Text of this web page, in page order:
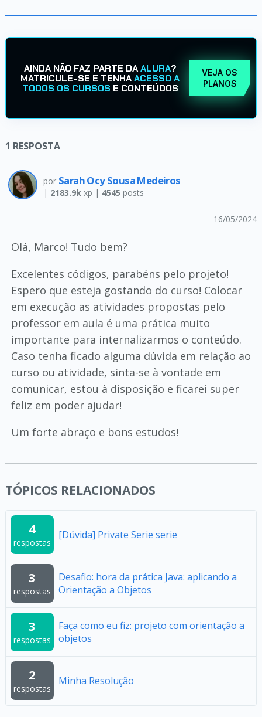
AINDA NÃO FAZ PARTE DAALURA?
MATRICULE-SE E TENHAACESSO A
TODOS OS CURSOS E CONTEÚDOS
VEJA OS
PLANOS
1 RESPOSTA
por Sarah Ocy Sousa Medeiros
| 2183.9kxp | 4545 posts
16/05/2024
Olá, Marco! Tudo bem?
Excelentes códigos, parabéns pelo projeto!
Espero que esteja gostando do curso! Colocar
em execução as atividades propostas pelo
professor em aula é uma prática muito
importante para internalizarmos o conteúdo.
Caso tenha ficado alguma dúvida em relação ao
curso ou atividade, sinta-se à vontade em
comunicar, estou à disposição e ficarei super
feliz em poder ajudar!
Um forte abraço e bons estudos!
TÓPICOS RELACIONADOS
4
respostas
[Dúvida] Private Serie serie
3
respostas
Desafio: hora da prática Java: aplicando a
Orientação a Objetos
3
respostas
Faça como eu fiz: projeto com orientação a
objetos
2
respostas
Minha Resolução